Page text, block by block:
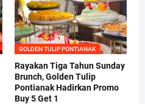
GOLDEN TULIP PONTIANAK
Rayakan Tiga Tahun Sunday
Brunch, Golden Tulip
Pontianak Hadirkan Promo
Buy 5 Get 1